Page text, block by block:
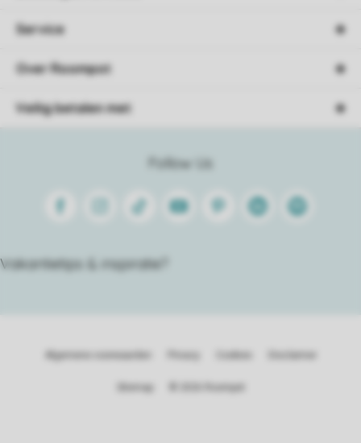
Follow Us
FacebookInstagram
Tiktok Youtube PinterestLinkedinSpotify
Vakantietips & inspiratie?
Service
Over Roompot
Veilig betalen met